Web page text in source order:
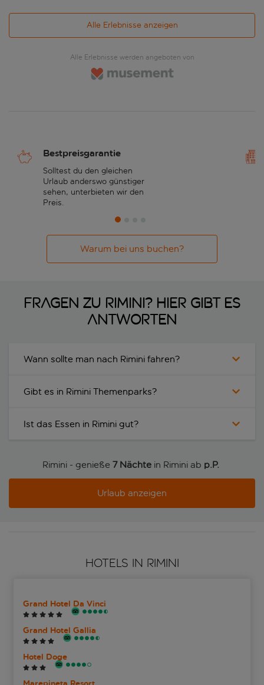
Alle Erlebnisse anzeigen
Alle Erlebnisse werden angeboten von
Bestpreisgarantie
Solltest du den gleichen
Urlaub anderswo günstiger
sehen, unterbieten wir den
Preis.
Warum bei uns buchen?
Fragen zu Rimini? Hier gibt es
Antworten
Wann sollte man nach Rimini fahren?
Gibt es in Rimini Themenparks?
Ist das Essen in Rimini gut?
Rimini - genieße 7 Nächte in Rimini ab p.P.
Urlaub anzeigen
HOTELS IN RIMINI
Grand Hotel Da Vinci
Grand Hotel Gallia
Hotel Doge